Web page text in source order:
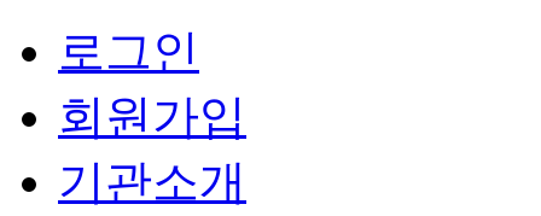
로그인
회원가입
기관소개